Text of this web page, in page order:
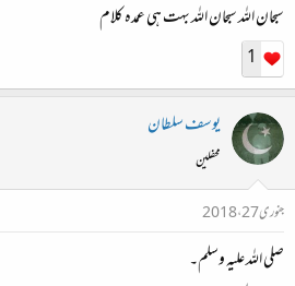
ذاتِ اقدس ترجماں ہے اس
سبحان اللہ سبحان اللہ بہت ہی عمدہ کلام
1
یوسف سلطان
محفلین
جنوری 27، 2018
صلی اللہ علیہ وسلم۔